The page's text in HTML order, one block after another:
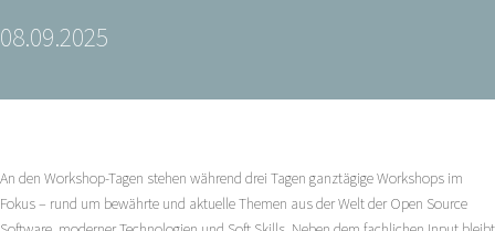
08.09.2025
An den Workshop-Tagen stehen während drei Tagen ganztägige Workshops im
Fokus – rund um bewährte und aktuelle Themen aus der Welt der Open Source